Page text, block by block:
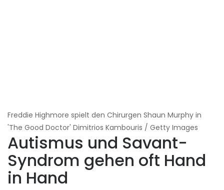
Freddie Highmore spielt den Chirurgen Shaun Murphy in
'The Good Doctor' Dimitrios Kambouris / Getty Images
Autismus und Savant-
Syndrom gehen oft Hand
in Hand